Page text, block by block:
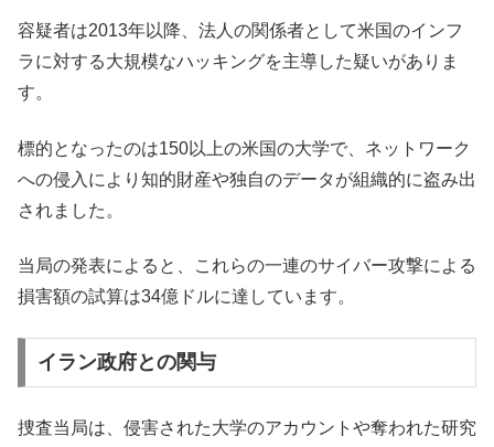
容疑者は2013年以降、法人の関係者として米国のインフ
ラに対する大規模なハッキングを主導した疑いがありま
す。
標的となったのは150以上の米国の大学で、ネットワーク
への侵入により知的財産や独自のデータが組織的に盗み出
されました。
当局の発表によると、これらの一連のサイバー攻撃による
損害額の試算は34億ドルに達しています。
イラン政府との関与
捜査当局は、侵害された大学のアカウントや奪われた研究